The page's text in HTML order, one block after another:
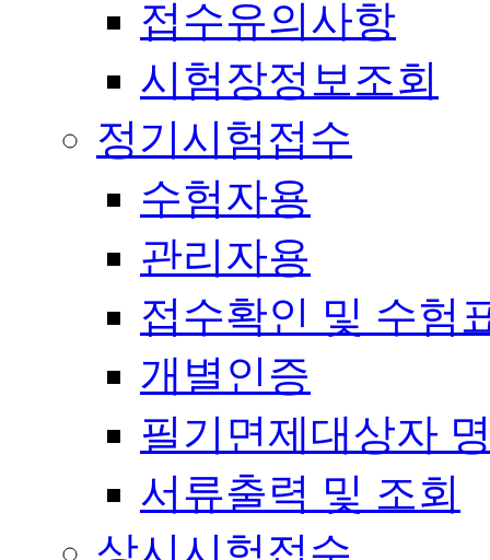
접수유의사항
시험장정보조회
정기시험접수
수험자용
관리자용
접수확인 및 수험
개별인증
필기면제대상자
서류출력 및 조회